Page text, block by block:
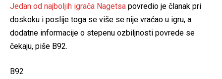
Jedan od najboljih igrača Nagetsa povredio je članak pri
doskoku i poslije toga se više se nije vraćao u igru, a
dodatne informacije o stepenu ozbiljnosti povrede se
čekaju, piše B92.
B92